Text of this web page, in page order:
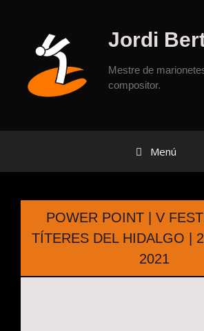
Jordi
Mestre de
compositor.
Menú
POWER POINT | V
TÍTERES DEL HIDALGO |
2021